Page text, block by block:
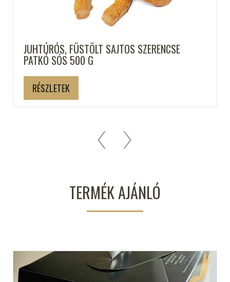
JUHTÚRÓS, FÜSTÖLT SAJTOS SZERENCSE
PATKÓ SÓS 500 G
RÉSZLETEK
TERMÉK AJÁNLÓ